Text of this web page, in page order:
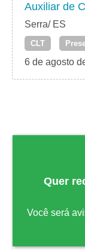
Auxiliar de
Serra/ ES
CLT
6 de agosto
Quer
Você será